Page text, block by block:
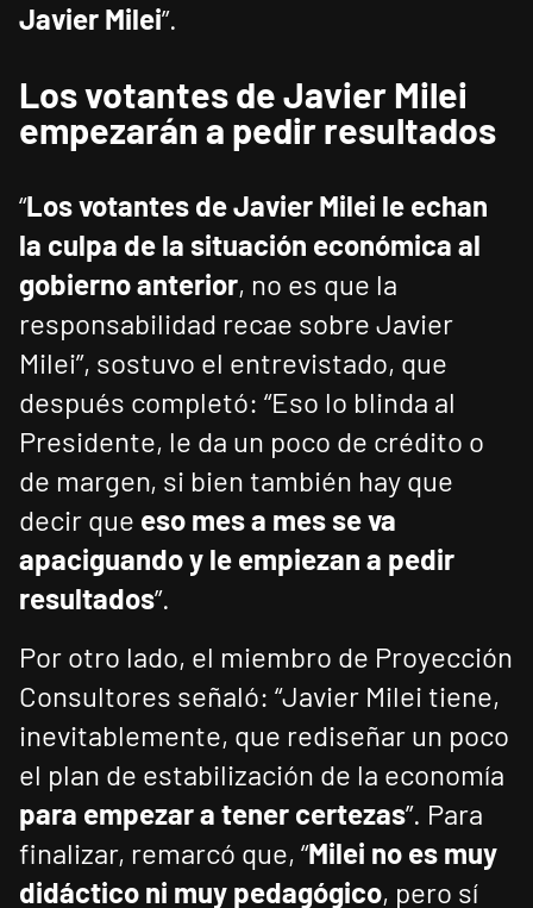
Javier Milei”.
Los votantes de Javier Milei
empezarán a pedir resultados
“Los votantes de Javier Milei le echan
la culpa de la situación económica al
gobierno anterior, no es que la
responsabilidad recae sobre Javier
Milei”, sostuvo el entrevistado, que
después completó: “Eso lo blinda al
Presidente, le da un poco de crédito o
de margen, si bien también hay que
decir que eso mes a mes se va
apaciguando y le empiezan a pedir
resultados”.
Por otro lado, el miembro de Proyección
Consultores señaló: “Javier Milei tiene,
inevitablemente, que rediseñar un poco
el plan de estabilización de la economía
para empezar a tener certezas”. Para
finalizar, remarcó que, “Milei no es muy
didáctico ni muy pedagógico, pero sí